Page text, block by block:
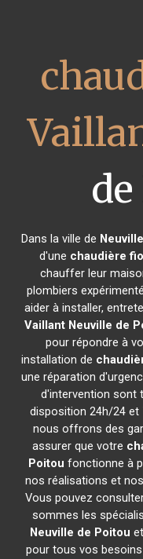
Dans la ville de
d'une chaudière
chauffer leur
plombiers
aider à installer,
Vaillant Neuville de
pour répondre à
installation de
une réparation
d'intervention sont
disposition 24h/24
nous offrons des
assurer que votre
Poitou fonctionne à
nos réalisations et
Vous pouvez
sommes les
Neuville de Poitou
pour tous vos